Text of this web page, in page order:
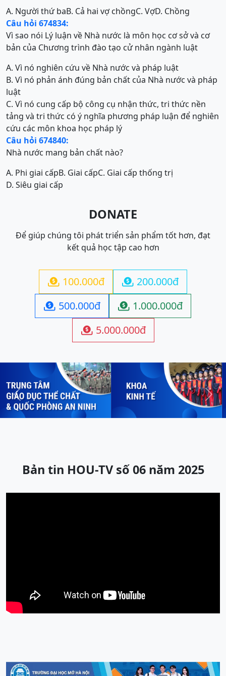
A. Người thứ baB. Cả hai vợ chồngC. VợD. Chồng
Câu hỏi 674834:
Vì sao nói Lý luận về Nhà nước là môn học cơ sở và cơ
bản của Chương trình đào tạo cử nhân ngành luật
A. Vì nó nghiên cứu về Nhà nước và pháp luật
B. Vì nó phản ánh đúng bản chất của Nhà nước và pháp
luật
C. Vì nó cung cấp bộ công cụ nhận thức, tri thức nền
tảng và tri thức có ý nghĩa phương pháp luận để nghiên
cứu các môn khoa học pháp lý
Câu hỏi 674840:
Nhà nước mang bản chất nào?
A. Phi giai cấpB. Giai cấpC. Giai cấp thống trị
D. Siêu giai cấp
DONATE
Để giúp chúng tôi phát triển sản phẩm tốt hơn, đạt
kết quả học tập cao hơn
 100.000đ  200.000đ
 500.000đ  1.000.000đ
 5.000.000đ
Previous Next
Bản tin HOU-TV số 06 năm 2025